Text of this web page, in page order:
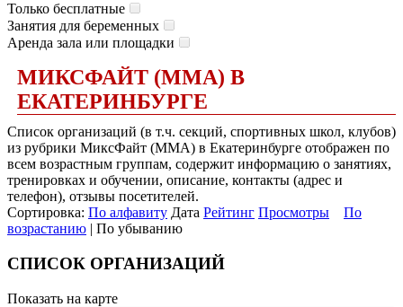
Только бесплатные
Занятия для беременных
Аренда зала или площадки
МИКСФАЙТ (ММА) В
ЕКАТЕРИНБУРГЕ
Список организаций (в т.ч. секций, спортивных школ, клубов)
из рубрики МиксФайт (ММА) в Екатеринбурге отображен по
всем возрастным группам, содержит информацию о занятиях,
тренировках и обучении, описание, контакты (адрес и
телефон), отзывы посетителей.
Сортировка: По алфавиту Дата Рейтинг Просмотры
По
возрастанию | По убыванию
СПИСОК ОРГАНИЗАЦИЙ
Показать на карте